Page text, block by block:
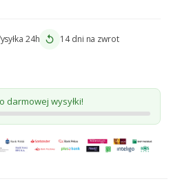
24h replay 14 dni na zwrot
darmowej wysyłki!